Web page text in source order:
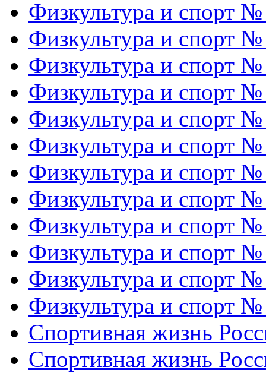
Физкультура и спорт
Физкультура и спорт
Физкультура и спорт
Физкультура и спорт
Физкультура и спорт
Физкультура и спорт
Физкультура и спорт
Физкультура и спорт
Физкультура и спорт
Физкультура и спорт
Физкультура и спорт
Физкультура и спорт
Спортивная жизнь
Спортивная жизнь